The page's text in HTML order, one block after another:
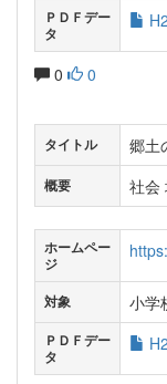
ＰＤＦデー
タ
0 0
タイトル 郷土
概要 社会
ホームペー
ジ
対象 小学
ＰＤＦデー
タ